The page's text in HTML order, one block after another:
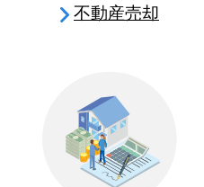
不動産売却